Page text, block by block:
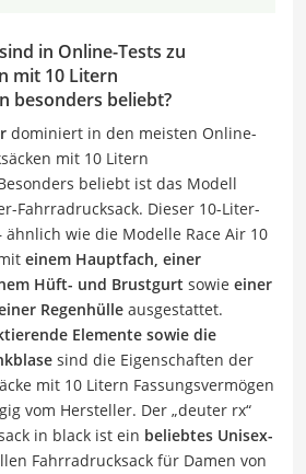
in Online-Tests zu
mit 10 Litern
besonders beliebt?
dominiert in den meisten Online-
mit 10 Litern
beliebt ist das Modell
Fahrradrucksack. Dieser 10-Liter-
ähnlich wie die Modelle Race Air 10
einem Hauptfach, einer
Hüft- und Brustgurt sowie einer
Regenhülle ausgestattet.
Elemente sowie die
sind die Eigenschaften der
mit 10 Litern Fassungsvermögen
vom Hersteller. Der „deuter rx“
in black ist ein beliebtes Unisex-
Fahrradrucksack für Damen von